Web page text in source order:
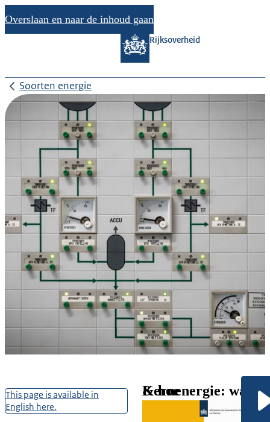
Overslaan en naar de inhoud gaan
Rijksoverheid
Soorten energie
energiesysteem van de
toekomst. Kernenergie
This page is available in
English here.
Kernenergie: wat & hoe